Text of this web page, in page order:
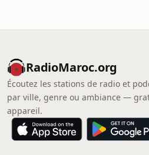
RadioMaroc.org
Écoutez les stations de radio et
par ville, genre ou ambiance —
appareil.